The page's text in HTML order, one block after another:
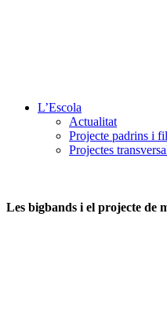
L’Escola
Actualitat
Projecte padrins i
Projectes
Les bigbands i el projecte de